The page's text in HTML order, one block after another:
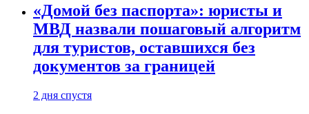
«Домой без паспорта»: юристы и
МВД назвали пошаговый алгоритм
для туристов, оставшихся без
документов за границей
2 дня спустя